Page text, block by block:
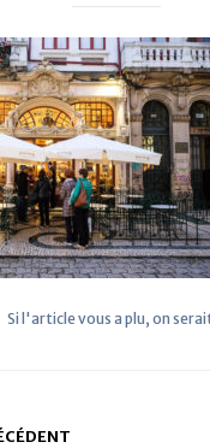
Si l'article vous a plu, on